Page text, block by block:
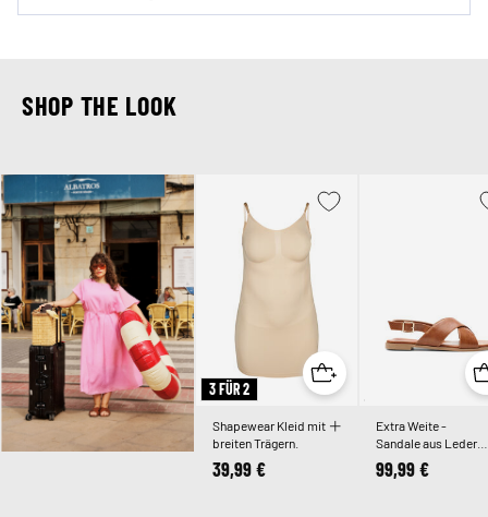
SHOP THE LOOK
3 FÜR 2
Shapewear Kleid mit
breiten Trägern.
39,99 €
Extra Weite -
Sandale aus Leder
mit überkreuzten
Riemen
99,99 €